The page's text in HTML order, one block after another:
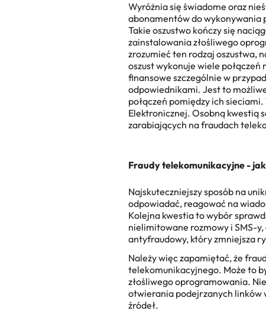
Wyróżnia się świadome oraz
abonamentów do wykonywania
Takie oszustwo kończy się
zainstalowania złośliwego
zrozumieć ten rodzaj oszustwa,
oszust wykonuje wiele
finansowe szczególnie w
odpowiednikami. Jest to
połączeń pomiędzy ich
Elektronicznej. Osobną kwestią
zarabiających na fraudach
Fraudy telekomunikacyjne-
Najskuteczniejszy sposób na
odpowiadać, reagować na
Kolejna kwestia to wybór
nielimitowane rozmowy i SMS-
antyfraudowy, który zmniejsza
Należy więc zapamiętać, że
telekomunikacyjnego. Może to
złośliwego oprogramowania.
otwierania podejrzanych linków
źródeł.